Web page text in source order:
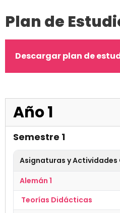
Plan de
Descargar plan de
Año 1
Semestre 1
Asignaturas y Actividades
Alemán 1
Teorías Didácticas